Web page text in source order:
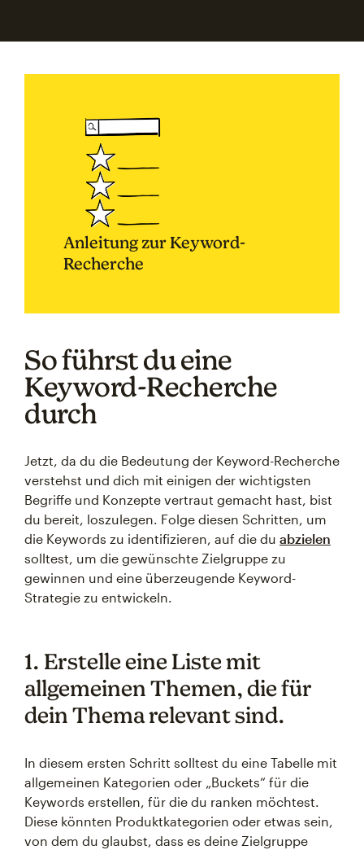
Anleitung zur Keyword-
Recherche
So führst du eine
Keyword-Recherche
durch
Jetzt, da du die Bedeutung der Keyword-Recherche
verstehst und dich mit einigen der wichtigsten
Begriffe und Konzepte vertraut gemacht hast, bist
du bereit, loszulegen. Folge diesen Schritten, um
die Keywords zu identifizieren, auf die du abzielen
solltest, um die gewünschte Zielgruppe zu
gewinnen und eine überzeugende Keyword-
Strategie zu entwickeln.
1. Erstelle eine Liste mit
allgemeinen Themen, die für
dein Thema relevant sind.
In diesem ersten Schritt solltest du eine Tabelle mit
allgemeinen Kategorien oder „Buckets“ für die
Keywords erstellen, für die du ranken möchtest.
Diese könnten Produktkategorien oder etwas sein,
von dem du glaubst, dass es deine Zielgruppe